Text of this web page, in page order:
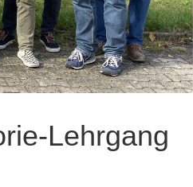
Lehrgang